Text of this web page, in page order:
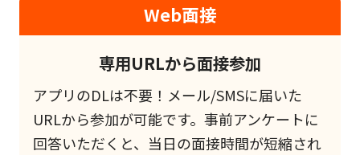
Web面接
専用URLから面接参加
アプリのDLは不要！メール/SMSに届いた
URLから参加が可能です。事前アンケートに
回答いただくと、当日の面接時間が短縮され